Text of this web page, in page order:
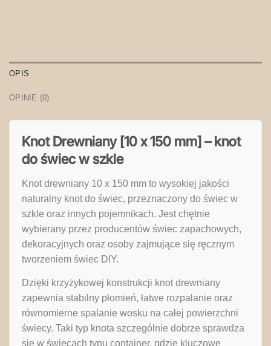
OPIS
OPINIE (0)
Knot Drewniany [10 x 150 mm] – knot
do świec w szkle
Knot drewniany 10 x 150 mm to wysokiej jakości
naturalny knot do świec, przeznaczony do świec w
szkle oraz innych pojemnikach. Jest chętnie
wybierany przez producentów świec zapachowych,
dekoracyjnych oraz osoby zajmujące się ręcznym
tworzeniem świec DIY.
Dzięki krzyżykowej konstrukcji knot drewniany
zapewnia stabilny płomień, łatwe rozpalanie oraz
równomierne spalanie wosku na całej powierzchni
świecy. Taki typ knota szczególnie dobrze sprawdza
się w świecach typu container, gdzie kluczowe